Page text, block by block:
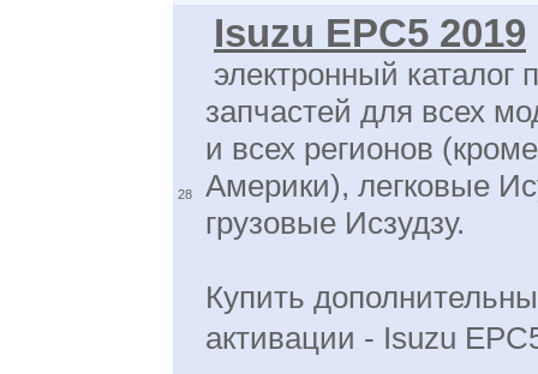
28
Isuzu EPC5 2019
электронный каталог
запчастей для всех
и всех регионов
Америки), легковые
грузовые Исзудзу.
Купить
активации - Isuzu